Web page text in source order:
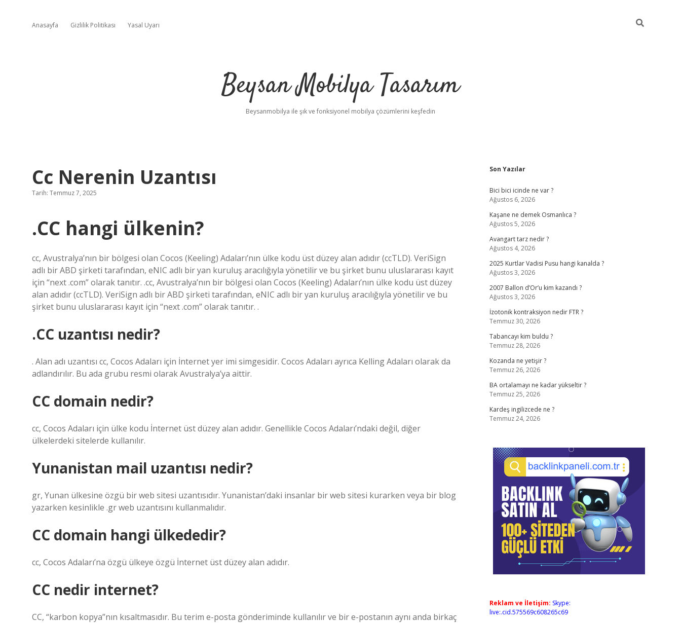
Anasayfa Gizlilik Politikası Yasal Uyarı
Beysan Mobilya Tasarım
Beysanmobilya ile şık ve fonksiyonel mobilya çözümlerini keşfedin
Cc Nerenin Uzantısı
Tarih: Temmuz 7, 2025
.CC hangi ülkenin?
cc, Avustralya’nın bir bölgesi olan Cocos (Keeling) Adaları’nın ülke kodu üst düzey alan adıdır (ccTLD). VeriSign
adlı bir ABD şirketi tarafından, eNIC adlı bir yan kuruluş aracılığıyla yönetilir ve bu şirket bunu uluslararası kayıt
için “next .com” olarak tanıtır. .cc, Avustralya’nın bir bölgesi olan Cocos (Keeling) Adaları’nın ülke kodu üst düzey
alan adıdır (ccTLD). VeriSign adlı bir ABD şirketi tarafından, eNIC adlı bir yan kuruluş aracılığıyla yönetilir ve bu
şirket bunu uluslararası kayıt için “next .com” olarak tanıtır. .
.CC uzantısı nedir?
. Alan adı uzantısı cc, Cocos Adaları için İnternet yer imi simgesidir. Cocos Adaları ayrıca Kelling Adaları olarak da
adlandırılır. Bu ada grubu resmi olarak Avustralya’ya aittir.
CC domain nedir?
cc, Cocos Adaları için ülke kodu İnternet üst düzey alan adıdır. Genellikle Cocos Adaları’ndaki değil, diğer
ülkelerdeki sitelerde kullanılır.
Yunanistan mail uzantısı nedir?
gr, Yunan ülkesine özgü bir web sitesi uzantısıdır. Yunanistan’daki insanlar bir web sitesi kurarken veya bir blog
yazarken kesinlikle .gr web uzantısını kullanmalıdır.
CC domain hangi ülkededir?
cc, Cocos Adaları’na özgü ülkeye özgü İnternet üst düzey alan adıdır.
CC nedir internet?
CC, “karbon kopya”nın kısaltmasıdır. Bu terim e-posta gönderiminde kullanılır ve bir e-postanın aynı anda birkaç
Sidebar
Son Yazılar
Bici bici icinde ne var ?
Ağustos 6, 2026
Kaşane ne demek Osmanlıca ?
Ağustos 5, 2026
Avangart tarz nedir ?
Ağustos 4, 2026
2025 Kurtlar Vadisi Pusu hangi kanalda ?
Ağustos 3, 2026
2007 Ballon d’Or’u kim kazandı ?
Ağustos 3, 2026
İzotonik kontraksiyon nedir FTR ?
Temmuz 30, 2026
Tabancayı kim buldu ?
Temmuz 28, 2026
Kozanda ne yetişir ?
Temmuz 26, 2026
BA ortalamayı ne kadar yükseltir ?
Temmuz 25, 2026
Kardeş ingilizcede ne ?
Temmuz 24, 2026
Reklam ve İletişim: Skype:
live:.cid.575569c608265c69